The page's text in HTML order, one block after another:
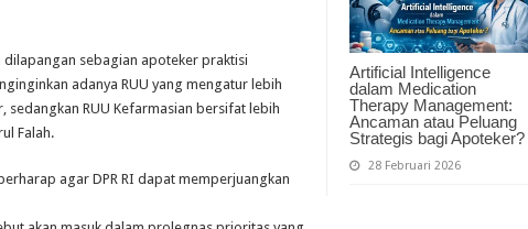
Artificial Intelligence
dalam Medication
Therapy Management:
Ancaman atau Peluang
Strategis bagi Apoteker?
28 Februari 2026
dilapangan sebagian apoteker praktisi
adanya RUU yang mengatur lebih
sedangkan RUU Kefarmasian bersifat lebih
Falah.
agar DPR RI dapat memperjuangkan